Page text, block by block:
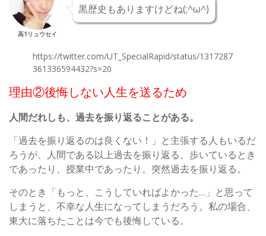
高1リュウセイ
黒歴史もありますけどね(;^ω^)
https://twitter.com/UT_SpecialRapid/status/1317287
361336594432?s=20
理由②後悔しない人生を送るため
人間だれしも、過去を振り返ることがある。
「過去を振り返るのは良くない！」と主張する人もいるだ
ろうが、人間である以上過去を振り返る。歩いているとき
であったり、授業中であったり。突然過去を振り返る。
そのとき「もっと、こうしていればよかった…」と思って
しまうと、不幸な人生になってしまうだろう。私の場合、
東大に落ちたことは今でも後悔している。